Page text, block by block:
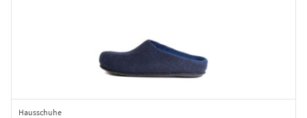
Hausschuhe